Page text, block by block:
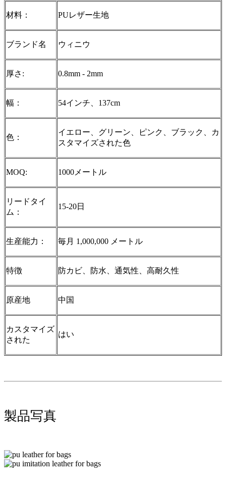
材料： PUレザー生地
ブランド名 ウィニウ
厚さ: 0.8mm - 2mm
幅： 54インチ、137cm
色：
イエロー、グリーン、ピンク、ブラック、カ
スタマイズされた色
MOQ: 1000メートル
リードタイ
ム：
15-20日
生産能力： 毎月 1,000,000 メートル
特徴 防カビ、防水、通気性、高耐久性
原産地 中国
カスタマイズ
された
はい
製品写真